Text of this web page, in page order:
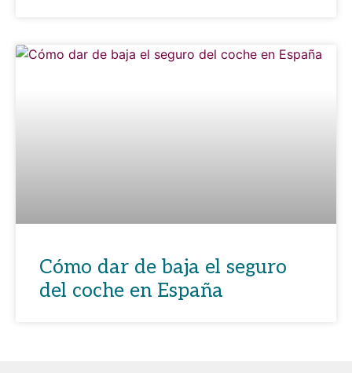
Cómo dar de baja el seguro
del coche en España